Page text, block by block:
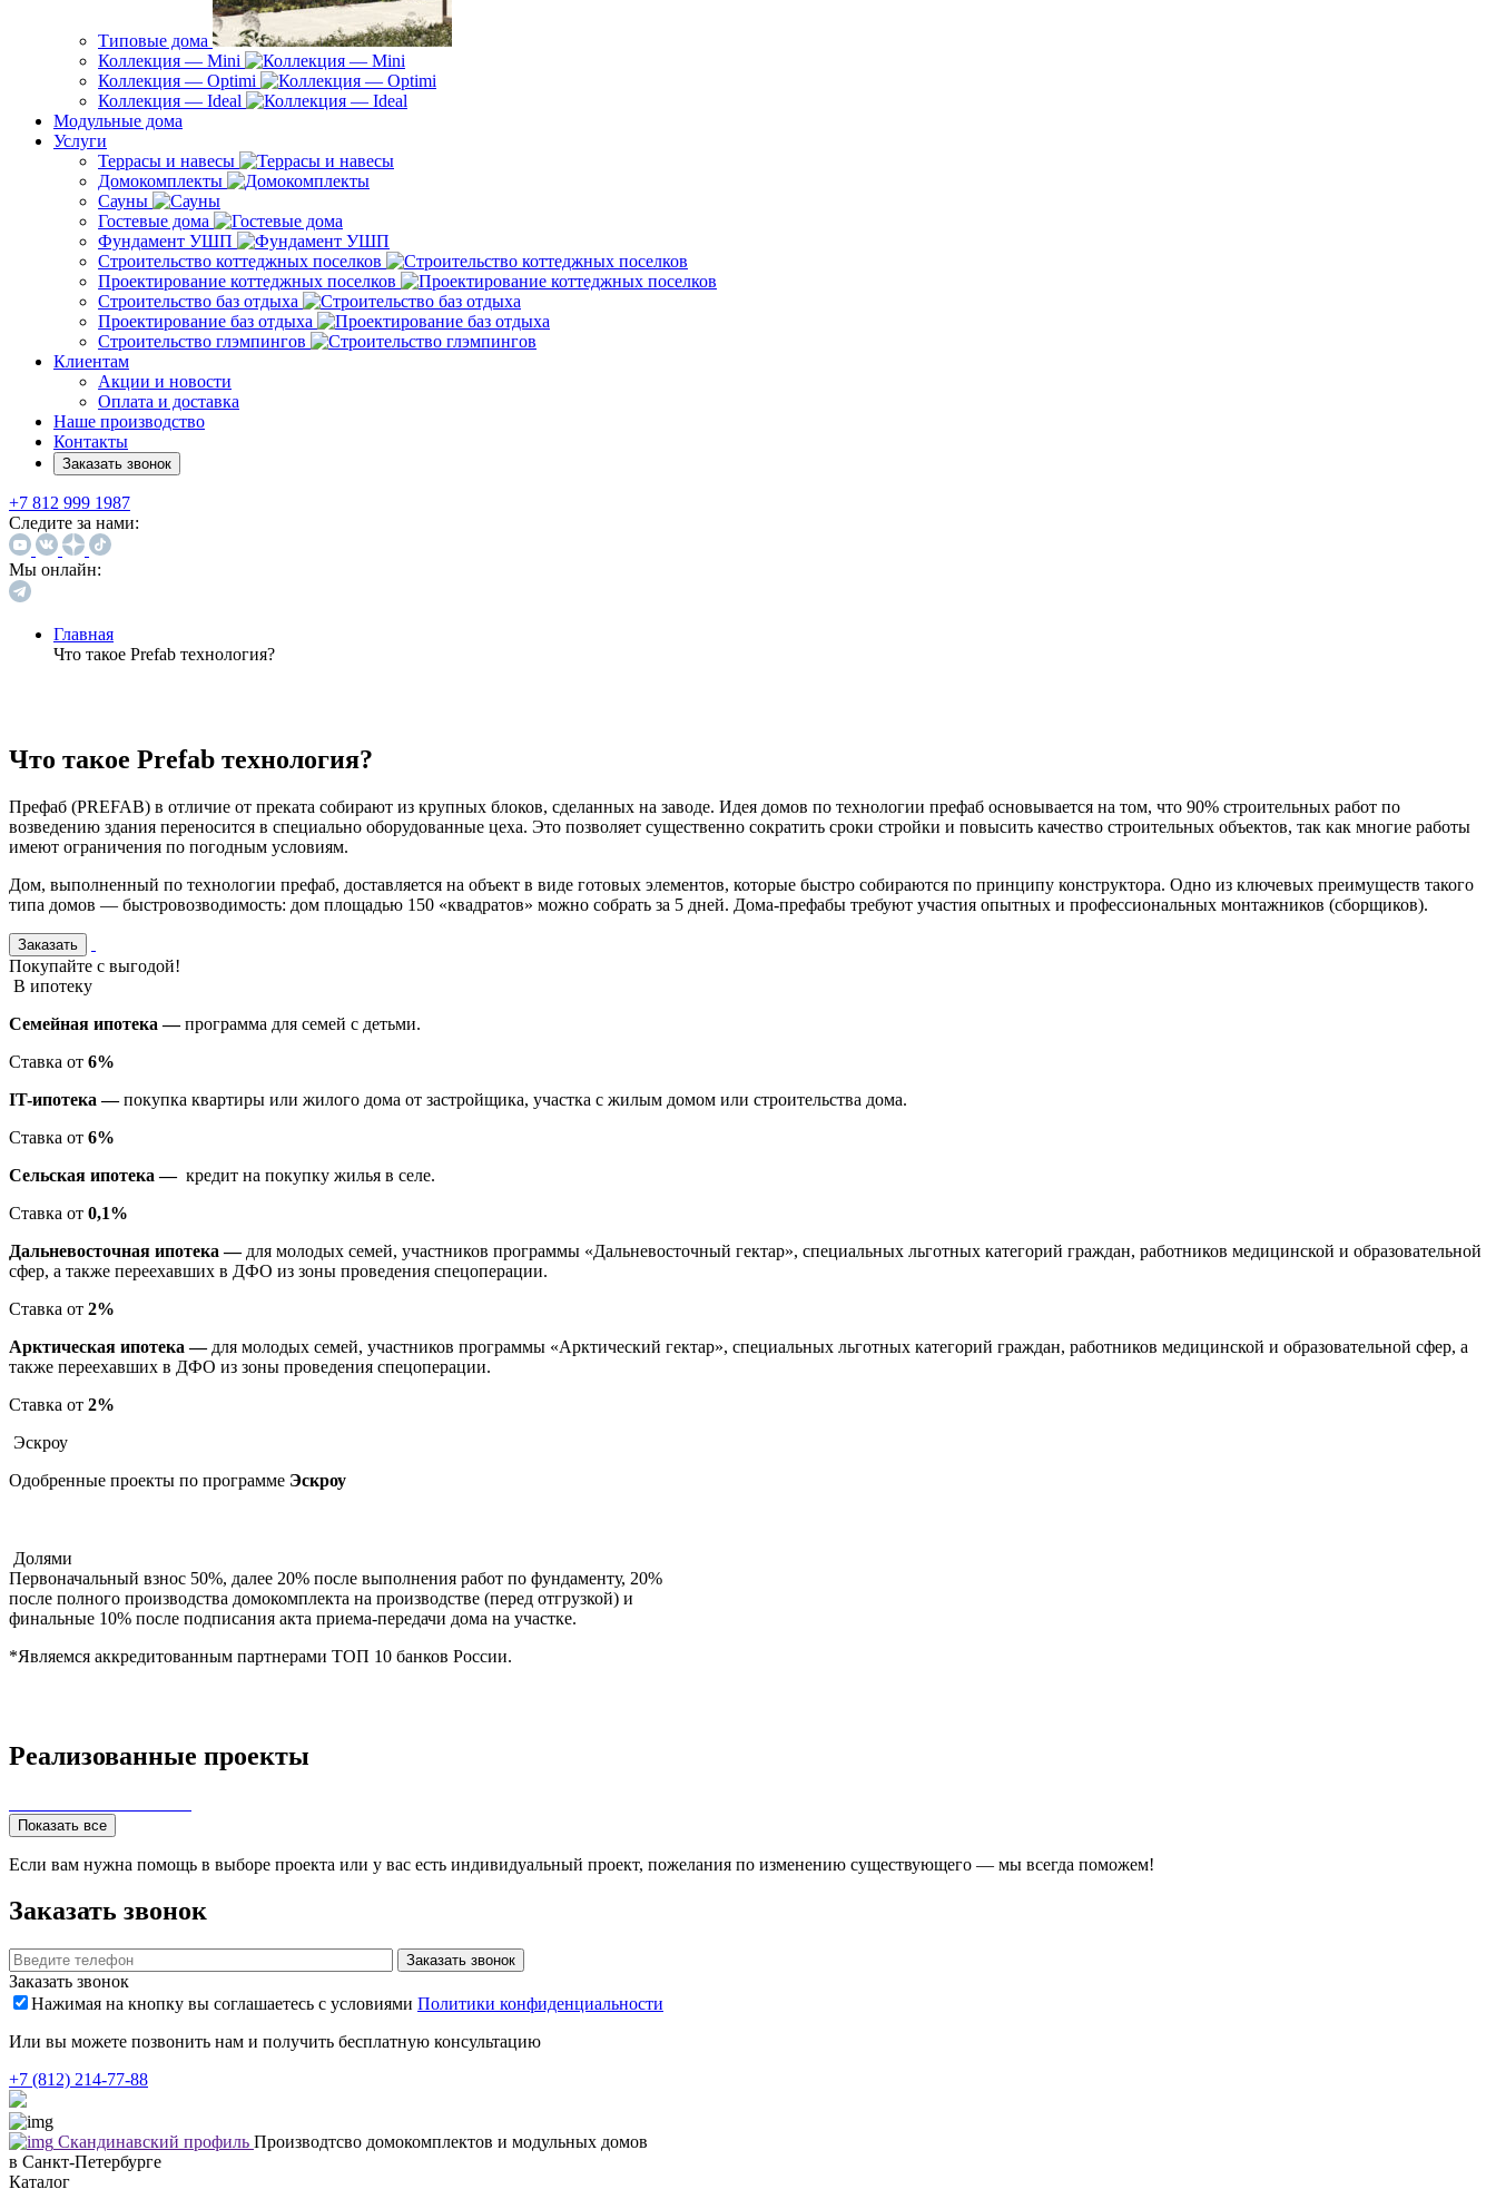
Типовые дома
Коллекция — Mini
Коллекция — Optimi
Коллекция — Ideal
Модульные дома
Услуги
Террасы и навесы
Домокомплекты
Сауны
Гостевые дома
Фундамент УШП
Строительство коттеджных поселков
Проектирование коттеджных поселков
Строительство баз отдыха
Проектирование баз отдыха
Строительство глэмпингов
Клиентам
Акции и новости
Оплата и доставка
Наше производство
Контакты
Заказать звонок
+7 812 999 1987
Следите за нами:
Мы онлайн:
Главная
Что такое Prefab технология?
Что такое Prefab технология?
Префаб (PREFAB) в отличие от преката собирают из крупных блоков, сделанных на заводе. Идея домов по технологии префаб основывается на том, что 90% строительных работ по
возведению здания переносится в специально оборудованные цеха. Это позволяет существенно сократить сроки стройки и повысить качество строительных объектов, так как многие работы
имеют ограничения по погодным условиям.
Дом, выполненный по технологии префаб, доставляется на объект в виде готовых элементов, которые быстро собираются по принципу конструктора. Одно из ключевых преимуществ такого
типа домов — быстровозводимость: дом площадью 150 «квадратов» можно собрать за 5 дней. Дома-префабы требуют участия опытных и профессиональных монтажников (сборщиков).
Заказать
Покупайте с выгодой!
В ипотеку
Семейная ипотека —программа для семей с детьми.
Ставка от 6%
IT-ипотека —покупка квартиры или жилого дома от застройщика, участка с жилым домом или строительства дома.
Ставка от 6%
Сельская ипотека —кредит на покупку жилья в селе.
Ставка от 0,1%
Дальневосточная ипотека —для молодых семей, участников программы «Дальневосточный гектар», специальных льготных категорий граждан, работников медицинской и образовательной
сфер, а также переехавших в ДФО из зоны проведения спецоперации.
Ставка от 2%
Арктическая ипотека — для молодых семей, участников программы «Арктический гектар», специальных льготных категорий граждан, работников медицинской и образовательной сфер, а
также переехавших в ДФО из зоны проведения спецоперации.
Ставка от 2%
Эскроу
Одобренные проекты по программе Эскроу
Долями
Первоначальный взнос 50%, далее 20% после выполнения работ по фундаменту, 20%
после полного производства домокомплекта на производстве (перед отгрузкой) и
финальные 10% после подписания акта приема-передачи дома на участке.
*Являемся аккредитованным партнерами ТОП 10 банков России.
Реализованные проекты
Показать все
Если вам нужна помощь в выборе проекта или у вас есть индивидуальный проект, пожелания по изменению существующего — мы всегда поможем!
Заказать звонок
Заказать звонок
Нажимая на кнопку вы соглашаетесь с условиями Политики конфиденциальности
Или вы можете позвонить нам и получить бесплатную консультацию
+7 (812) 214-77-88
Скандинавский профиль Производтсво домокомплектов и модульных домов
в Санкт-Петербурге
Каталог